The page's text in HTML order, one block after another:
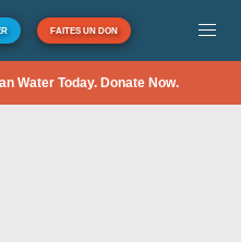
FAITES UN DON
Water Today. Donate Now.